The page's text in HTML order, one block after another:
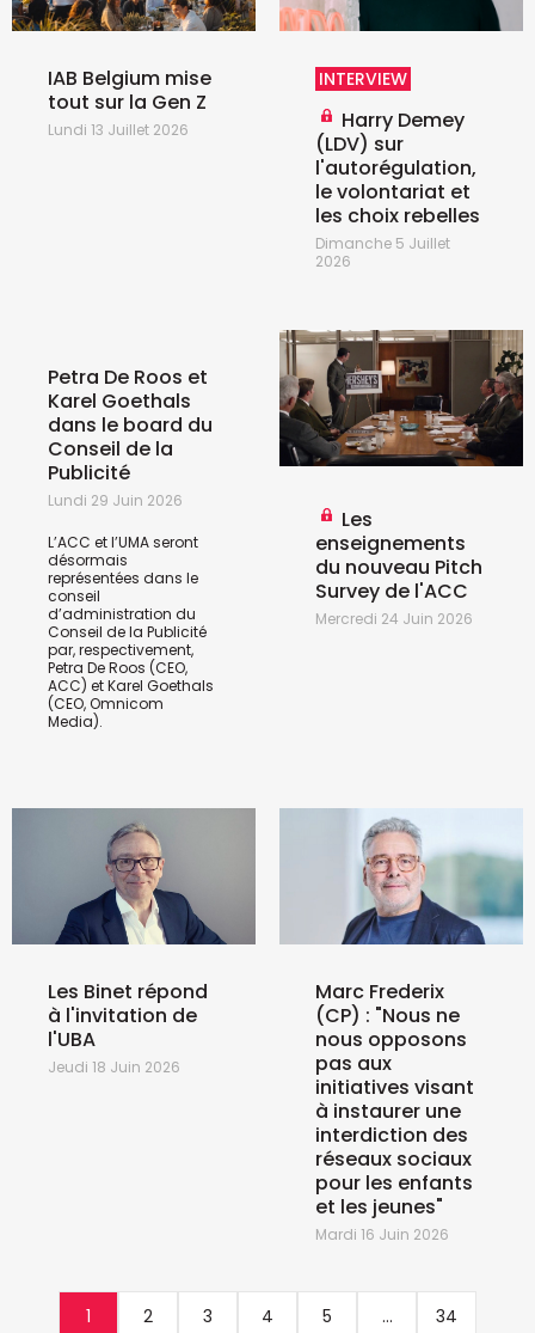
IAB Belgium mise
tout sur la Gen Z
Lundi 13 Juillet 2026
INTERVIEW
Harry Demey
(LDV) sur
l'autorégulation,
le volontariat et
les choix rebelles
Dimanche 5 Juillet
2026
Petra De Roos et
Karel Goethals
dans le board du
Conseil de la
Publicité
Lundi 29 Juin 2026
L’ACC et l’UMA seront
désormais
représentées dans le
conseil
d’administration du
Conseil de la Publicité
par, respectivement,
Petra De Roos (CEO,
ACC) et Karel Goethals
(CEO, Omnicom
Media).
Les
enseignements
du nouveau Pitch
Survey de l'ACC
Mercredi 24 Juin 2026
Les Binet répond
à l'invitation de
l'UBA
Jeudi 18 Juin 2026
Marc Frederix
(CP) : "Nous ne
nous opposons
pas aux
initiatives visant
à instaurer une
interdiction des
réseaux sociaux
pour les enfants
et les jeunes"
Mardi 16 Juin 2026
1 2 3 4 5 ... 34